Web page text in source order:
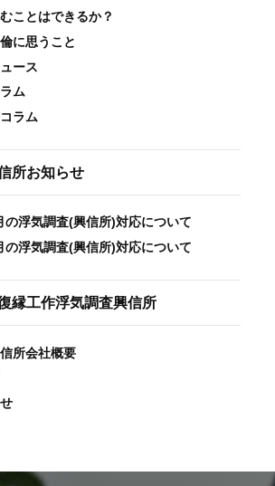
ことはできるか？
に思うこと
ース
ム
ラム
所お知らせ
の浮気調査(興信所)対応について
の浮気調査(興信所)対応について
縁工作浮気調査興信所
所会社概要